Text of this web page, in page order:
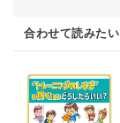
合わせて読みたい